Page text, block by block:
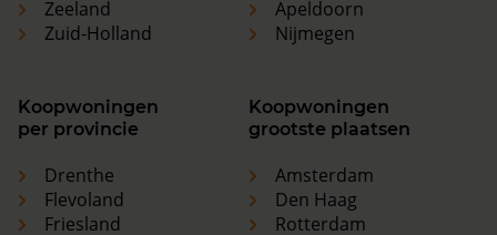
Zeeland
Zuid-Holland
Apeldoorn
Nijmegen
Koopwoningen
per provincie
Drenthe
Flevoland
Friesland
Koopwoningen
grootste plaatsen
Amsterdam
Den Haag
Rotterdam